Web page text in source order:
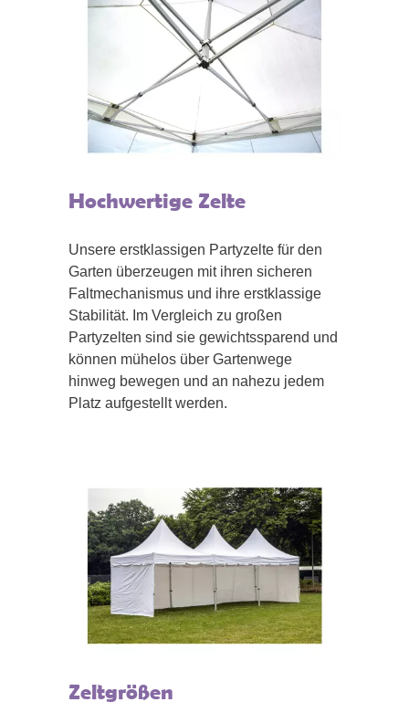
Hochwertige Zelte
Unsere erstklassigen Partyzelte für den
Garten überzeugen mit ihren sicheren
Faltmechanismus und ihre erstklassige
Stabilität. Im Vergleich zu großen
Partyzelten sind sie gewichtssparend und
können mühelos über Gartenwege
hinweg bewegen und an nahezu jedem
Platz aufgestellt werden.
Zeltgrößen